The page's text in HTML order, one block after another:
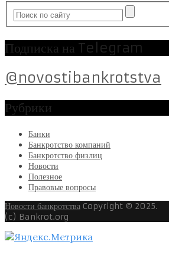
Подписка на Telegram
@novostibankrotstva
Рубрики
Банки
Банкротство компаний
Банкротство физлиц
Новости
Полезное
Правовые вопросы
Новости банкротства Copyright © 2025.
(c) Bankrot.org